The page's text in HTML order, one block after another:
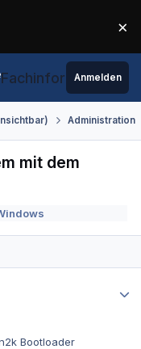
×
Fachinformatiker.de
Anmelden
Administration
mit dem
Bootloader